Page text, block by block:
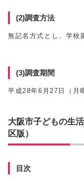
(2)調査方法
無記名方式とし、学校
(3)調査期間
平成28年6月27日（月
大阪市子どもの生
区版）
目次